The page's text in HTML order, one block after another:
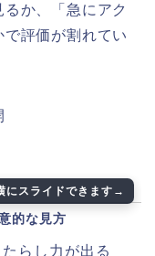
か、「急にアク
評価が割れてい
的な見方
らし力が出る